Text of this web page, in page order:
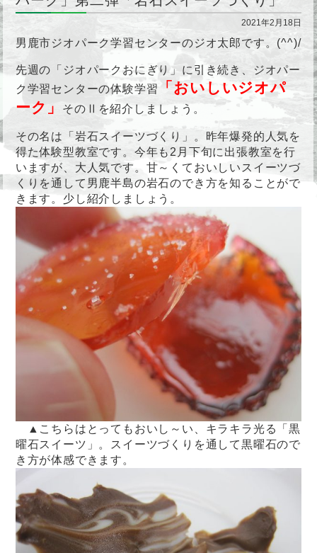
2021年2月18日
男鹿市ジオパーク学習センターのジオ太郎です。(^^)/
先週の「ジオパークおにぎり」に引き続き、ジオパー
ク学習センターの体験学習
「おいしいジオパ
ーク」
そのⅡを紹介しましょう。
その名は「岩石スイーツづくり」。昨年爆発的人気を
得た体験型教室です。今年も2月下旬に出張教室を行
いますが、大人気です。甘～くておいしいスイーツづ
くりを通して男鹿半島の岩石のでき方を知ることがで
きます。少し紹介しましょう。
▲こちらはとってもおいし～い、キラキラ光る「黒
曜石スイーツ」。スイーツづくりを通して黒曜石ので
き方が体感できます。